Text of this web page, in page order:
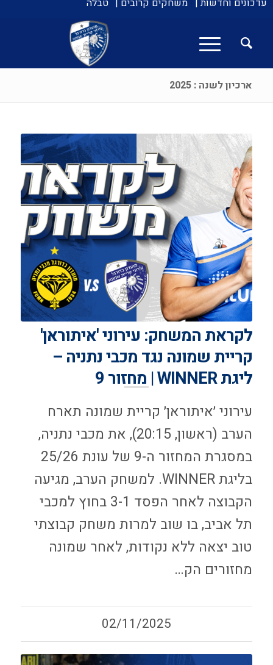
עדכונים וחדשות | משחקים קרובים | טבלה
ארכיון לשנה : 2025
לקראת המשחק: עירוני 'איתוראן'
קריית שמונה נגד מכבי נתניה –
ליגת WINNER | מחזור 9
עירוני ׳איתוראן׳ קריית שמונה תארח
הערב (ראשון, 20:15), את מכבי נתניה,
במסגרת המחזור ה-9 של עונת 25/26
בליגת WINNER. למשחק הערב, מגיעה
הקבוצה לאחר הפסד 3-1 בחוץ למכבי
תל אביב, בו שוב למרות משחק קבוצתי
טוב יצאה ללא נקודות, לאחר שמונה
מחזורים הק…
02/11/2025